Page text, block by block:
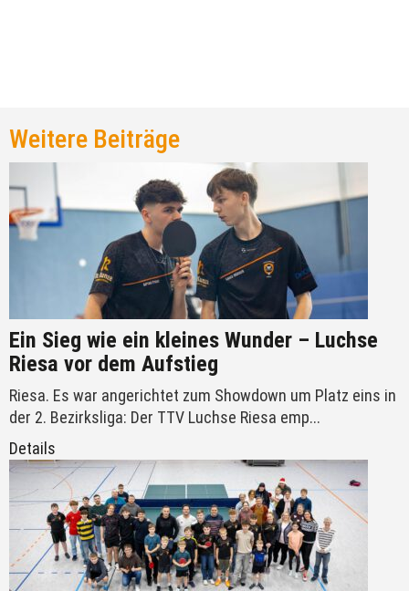
Weitere Beiträge
Ein Sieg wie ein kleines Wunder – Luchse
Riesa vor dem Aufstieg
Riesa. Es war angerichtet zum Showdown um Platz eins in
der 2. Bezirksliga: Der TTV Luchse Riesa emp...
Details